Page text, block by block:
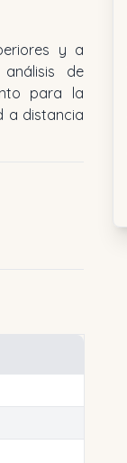
y a
de
para la
a distancia